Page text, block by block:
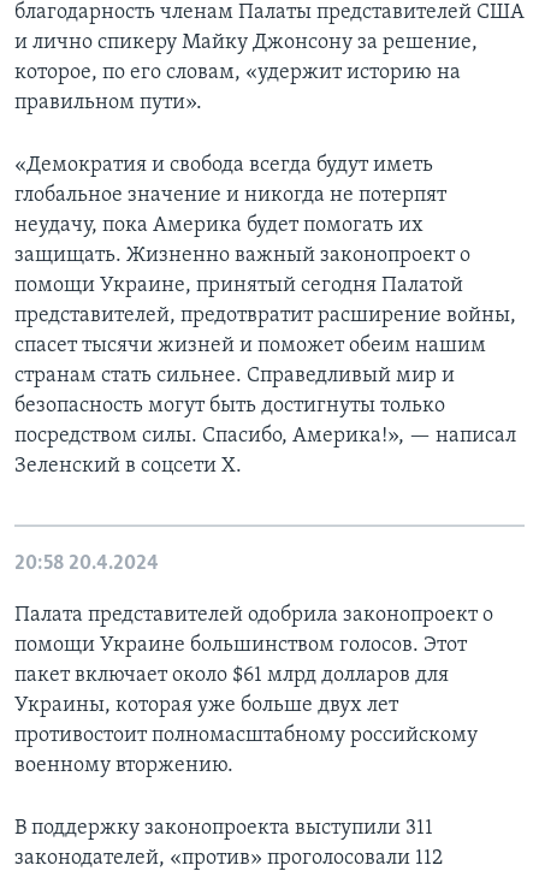
благодарность членам Палаты представителей США
и лично спикеру Майку Джонсону за решение,
которое, по его словам, «удержит историю на
правильном пути».
«Демократия и свобода всегда будут иметь
глобальное значение и никогда не потерпят
неудачу, пока Америка будет помогать их
защищать. Жизненно важный законопроект о
помощи Украине, принятый сегодня Палатой
представителей, предотвратит расширение войны,
спасет тысячи жизней и поможет обеим нашим
странам стать сильнее. Справедливый мир и
безопасность могут быть достигнуты только
посредством силы. Спасибо, Америка!», — написал
Зеленский в соцсети Х.
20:58 20.4.2024
Палата представителей одобрила законопроект о
помощи Украине большинством голосов. Этот
пакет включает около $61 млрд долларов для
Украины, которая уже больше двух лет
противостоит полномасштабному российскому
военному вторжению.
В поддержку законопроекта выступили 311
законодателей, «против» проголосовали 112